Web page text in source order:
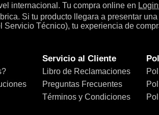
internacional. Tu compra online en
Si tu producto llegara a presentar
Técnico), tu experiencia de
Servicio al Cliente
Libro de Reclamaciones
Preguntas Frecuentes
Términos y Condiciones